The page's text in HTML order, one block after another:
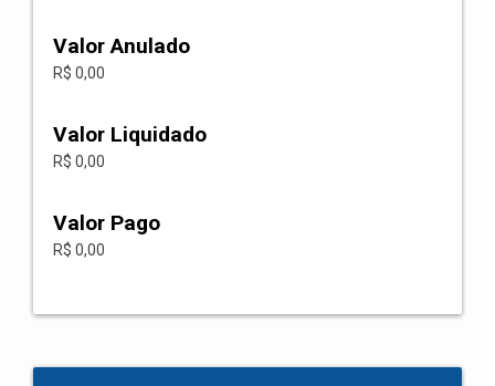
Valor Anulado
R$ 0,00
Valor Liquidado
R$ 0,00
Valor Pago
R$ 0,00